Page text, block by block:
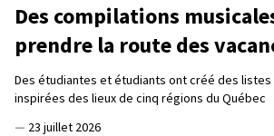
Des compilations
prendre la route des
Des étudiantes et étudiants ont créé des
inspirées des lieux de cinq régions du Québec
— 23 juillet 2026